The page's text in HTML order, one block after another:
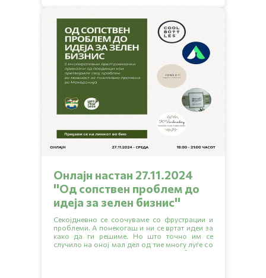
работно место и слично.
Онлајн настан 27.11.2024
''Од сопствен проблем до
идеја за зелен бизниc''
Секојдневно се соочуваме со фрустрации и
проблеми. А понекогаш и ни се вртат идеи за
како да ги решиме. Но што точно им се
случило на оној мал дел од тие многу луѓе со
идеи за да се решат да започнат свој бизнис и